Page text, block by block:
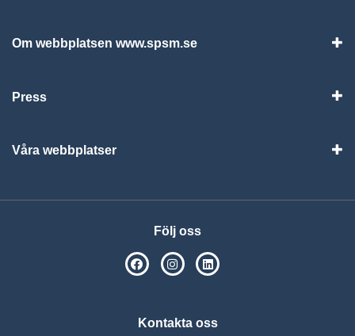
Om webbplatsen www.spsm.se
Press
Våra webbplatser
Följ oss
SPSM på Facebook
SPSM på Instagram
Kontakta oss